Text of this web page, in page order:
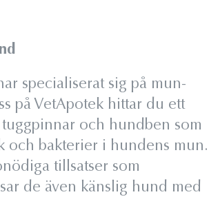
specialiserat sig på mun-
på VetApotek hittar du ett
och hundben som
och bakterier i hundens mun.
tillsatser som
de även känslig hund med